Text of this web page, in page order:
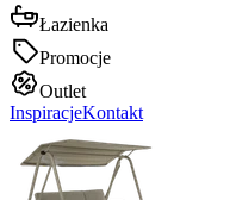
Łazienka
Promocje
Outlet
InspiracjeKontakt